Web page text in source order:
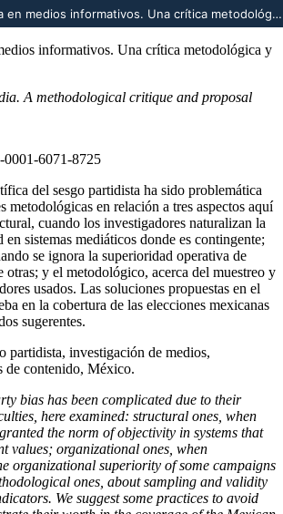
Sesgo partidista en medios informativos. Una crítica metodológica y propuesta